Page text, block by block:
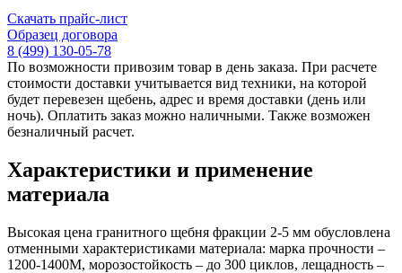
Скачать прайс-лист
Образец договора
8 (499) 130-05-78
По возможности привозим товар в день заказа. При расчете
стоимости доставки учитывается вид техники, на которой
будет перевезен щебень, адрес и время доставки (день или
ночь). Оплатить заказ можно наличными. Также возможен
безналичный расчет.
Характеристики и применение
материала
Высокая цена гранитного щебня фракции 2-5 мм обусловлена
отменными характеристиками материала: марка прочности –
1200-1400М, морозостойкость – до 300 циклов, лещадность –